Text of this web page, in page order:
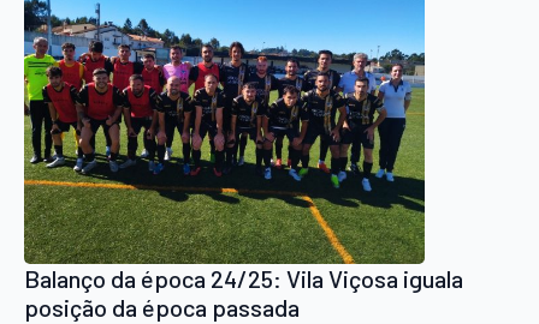
Balanço da época 24/25: Vila Viçosa iguala
posição da época passada